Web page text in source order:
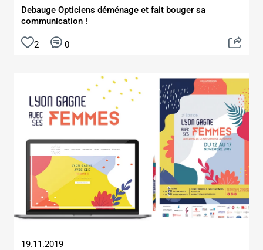
Debauge Opticiens déménage et fait bouger sa
communication !
2 0
19.11.2019